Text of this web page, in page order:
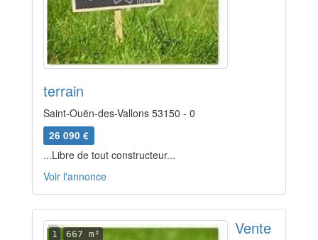
terrain
Saint-Ouën-des-Vallons 53150 - 0
26 090 €
...Libre de tout constructeur...
Voir l'annonce
1 667 m² Vente